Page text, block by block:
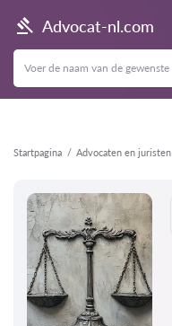
Advocat-nl.com
Startpagina Advocaten en juristen
Terug